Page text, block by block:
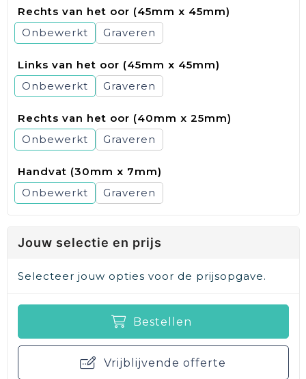
Rechts van het oor (45mm x 45mm)
Onbewerkt
Graveren
Links van het oor (45mm x 45mm)
Onbewerkt
Graveren
Rechts van het oor (40mm x 25mm)
Onbewerkt
Graveren
Handvat (30mm x 7mm)
Onbewerkt
Graveren
Jouw selectie en prijs
Selecteer jouw opties voor de prijsopgave.
Bestellen
Vrijblijvende offerte